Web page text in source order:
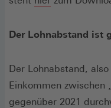
einem
Fenster)
Der Lohnabstand ist
Der Lohnabstand,
Einkommen zwischen
gegenüber 2021